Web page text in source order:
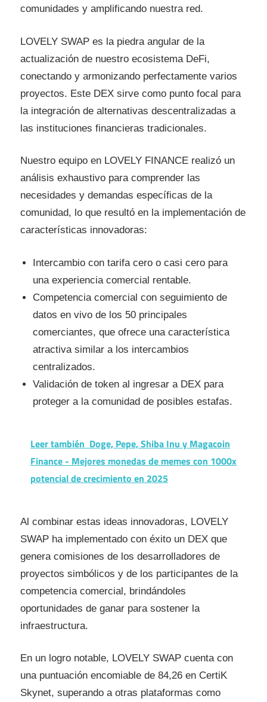
comunidades y amplificando nuestra red.
LOVELY SWAP es la piedra angular de la
actualización de nuestro ecosistema DeFi,
conectando y armonizando perfectamente varios
proyectos. Este DEX sirve como punto focal para
la integración de alternativas descentralizadas a
las instituciones financieras tradicionales.
Nuestro equipo en LOVELY FINANCE realizó un
análisis exhaustivo para comprender las
necesidades y demandas específicas de la
comunidad, lo que resultó en la implementación de
características innovadoras:
Intercambio con tarifa cero o casi cero para
una experiencia comercial rentable.
Competencia comercial con seguimiento de
datos en vivo de los 50 principales
comerciantes, que ofrece una característica
atractiva similar a los intercambios
centralizados.
Validación de token al ingresar a DEX para
proteger a la comunidad de posibles estafas.
Leer también Doge, Pepe, Shiba Inu y Magacoin
Finance - Mejores monedas de memes con 1000x
potencial de crecimiento en 2025
Al combinar estas ideas innovadoras, LOVELY
SWAP ha implementado con éxito un DEX que
genera comisiones de los desarrolladores de
proyectos simbólicos y de los participantes de la
competencia comercial, brindándoles
oportunidades de ganar para sostener la
infraestructura.
En un logro notable, LOVELY SWAP cuenta con
una puntuación encomiable de 84,26 en CertiK
Skynet, superando a otras plataformas como